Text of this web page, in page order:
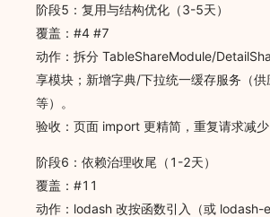
阶段5：复用与结构优化（3-5天）
覆盖：#4 #7
动作：拆分 TableShareModule/
享模块；新增字典/下拉统一缓存服务（
等）。
验收：页面 import 更精简，重复请求减少
阶段6：依赖治理收尾（1-2天）
覆盖：#11
动作：lodash 改按函数引入（或